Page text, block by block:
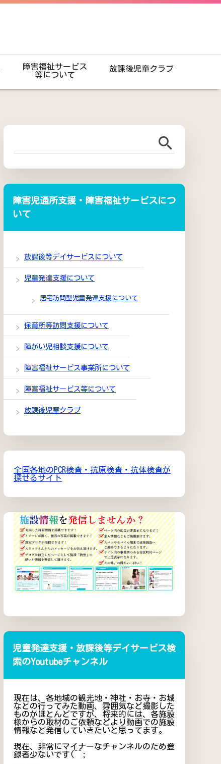
障害福祉サービス
等について
放課後児童クラブ
障害児通所支援・障害福祉サービスにつ
いて
放課後等デイサービスについて
児童発達支援について
居宅訪問型児童発達支援について
保育所等訪問支援について
障がい児相談支援について
障害福祉サービス事業所について
障害福祉サービス等について
放課後児童クラブ
全国各地のPCR検査・抗原検査・抗体検査が
探せるサイト
児童発達支援・放課後等デイサービス検
索のYoutubeチャンネル
現在は、各地域の観光地・神社・お寺・お城
などの行ってみた動画、雰囲気など撮影した
ものがほとんどですが、将来的には、各施設
様からの取材のご依頼などより動画での施設
情報など発信していきたいと思ってます。
現在、非常にマイナーなチャンネルのため登
録者少ないです(^^;